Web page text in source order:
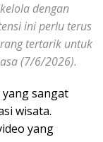
dengan
ini perlu terus
tertarik untuk
(7/6/2026).
yang sangat
wisata.
yang